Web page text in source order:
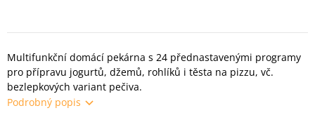
Multifunkční domácí pekárna s 24 přednastavenými programy
pro přípravu jogurtů, džemů, rohlíků i těsta na pizzu, vč.
bezlepkových variant pečiva.
Podrobný popis